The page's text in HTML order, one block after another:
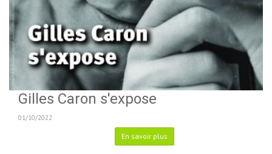
Gilles Caron s'expose
01/10/2022
En savoir plus